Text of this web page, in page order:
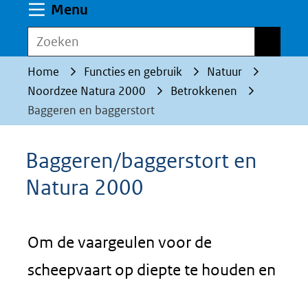
geweigerd.
Menu
Zoeken
Home Functies en gebruik
Natuur
Noordzee Natura 2000
Betrokkenen
Baggeren en baggerstort
Baggeren/baggerstort en
Natura 2000
Om de vaargeulen voor de
scheepvaart op diepte te houden en